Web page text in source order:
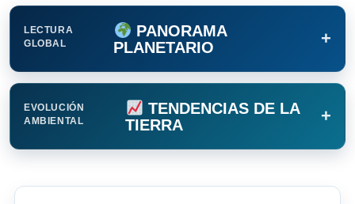
LECTURA
GLOBAL
PANORAMA
PLANETARIO
+
EVOLUCIÓN
AMBIENTAL
TENDENCIAS DE LA
TIERRA
+